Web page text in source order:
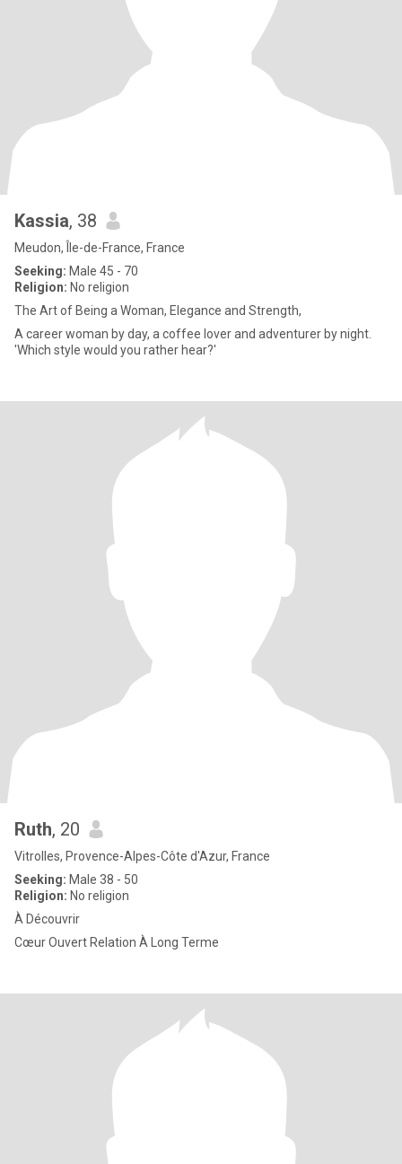
Kassia, 38
Meudon, Île-de-France, France
Seeking: Male 45 - 70
Religion: No religion
The Art of Being a Woman, Elegance and Strength,
A career woman by day, a coffee lover and adventurer by night.
'Which style would you rather hear?'
Ruth, 20
Vitrolles, Provence-Alpes-Côte d'Azur, France
Seeking: Male 38 - 50
Religion: No religion
À Découvrir
Cœur Ouvert Relation À Long Terme